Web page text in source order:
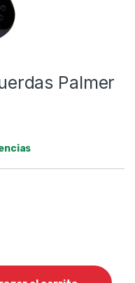
Palmer
negro quantity